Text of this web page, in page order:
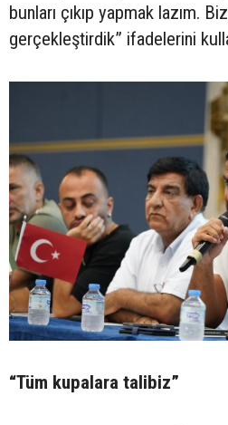
bunları çıkıp yapmak lazım.
gerçekleştirdik” ifadelerini
“Tüm kupalara talibiz”